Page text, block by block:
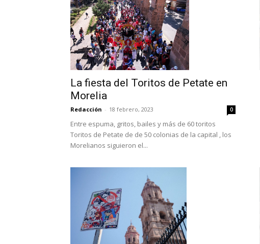
La fiesta del Toritos de Petate en
Morelia
Redacción - 18 febrero, 2023 0
Entre espuma, gritos, bailes y más de 60 toritos
Toritos de Petate de de 50 colonias de la capital , los
Morelianos siguieron el...